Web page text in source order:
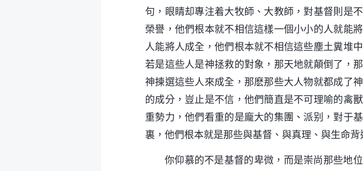
句，眼睛却專注着大牧師、大教師，對基督則是
榮譽，他們根本就不相信這樣一個小小的人就能
人能將人成全，他們根本就不相信這些塵土糞堆
若是這些人是神拯救的對象，那天地就顛倒了，
神揀選這些人來成全，那麽那些大人物就都成了
的成分，豈止是不信，他們簡直是不可理喻的禽
重勢力，他們看重的是龐大的集團、派别，對于
裏，他們根本就是那些與基督、與真理、與生命背
你仰慕的不是基督的卑微，而是崇尚那些地